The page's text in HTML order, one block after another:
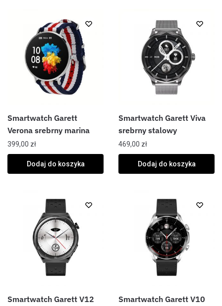
Smartwatch Garett
Verona srebrny marina
399,00 zł
Dodaj do koszyka
Smartwatch Garett Viva
srebrny stalowy
469,00 zł
Dodaj do koszyka
Smartwatch Garett V12
Smartwatch Garett V10